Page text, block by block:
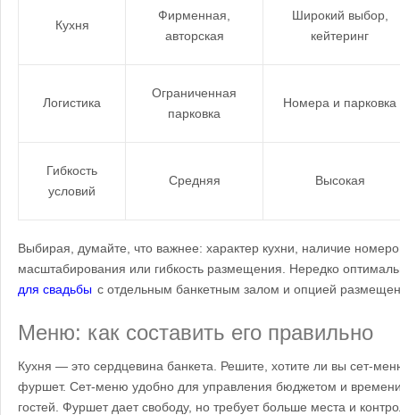
Кухня
Фирменная,
авторская
Широкий выбор,
кейтеринг
Логистика
Ограниченная
парковка
Номера и парковка
Гибкость
условий
Средняя Высокая
Выбирая, думайте, что важнее: характер кухни, наличие
масштабирования или гибкость размещения. Нередко
для свадьбы с отдельным банкетным залом и опцией
Меню: как составить его правильно
Кухня — это сердцевина банкета. Решите, хотите ли вы сет-
фуршет. Сет-меню удобно для управления бюджетом и
гостей. Фуршет дает свободу, но требует больше места и